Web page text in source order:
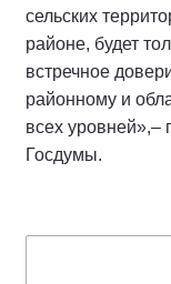
сельских
районе, будет
встречное
районному и
всех уровней»,–
Госдумы.